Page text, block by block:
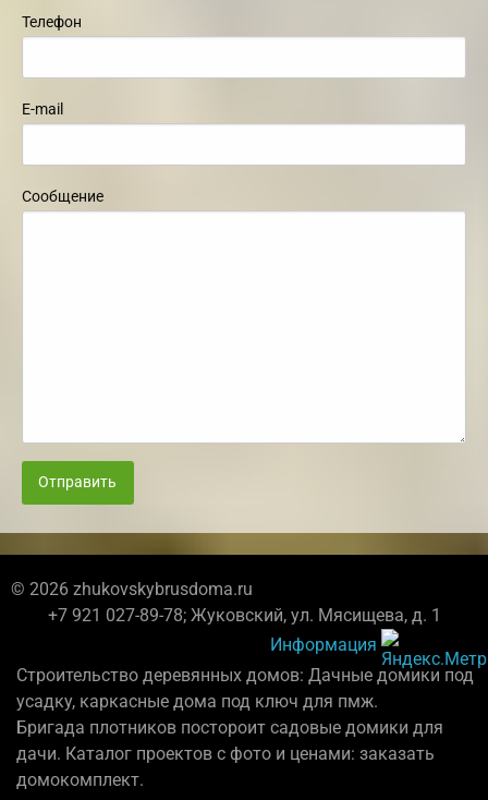
Телефон
E-mail
Сообщение
Отправить
© 2026 zhukovskybrusdoma.ru
+7 921 027-89-78; Жуковский, ул. Мясищева, д. 1
Информация
Строительство деревянных домов: Дачные домики под
усадку, каркасные дома под ключ для пмж.
Бригада плотников постороит садовые домики для
дачи. Каталог проектов с фото и ценами: заказать
домокомплект.